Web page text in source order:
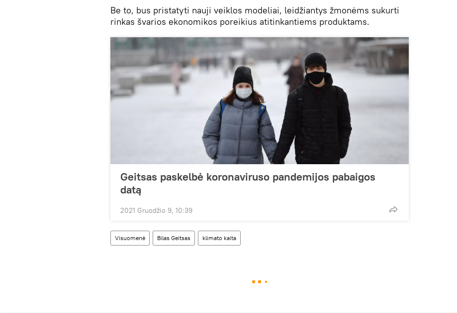
Be to, bus pristatyti nauji veiklos modeliai, leidžiantys žmonėms sukurti
rinkas švarios ekonomikos poreikius atitinkantiems produktams.
Geitsas paskelbė koronaviruso pandemijos pabaigos
datą
2021 Gruodžio 9, 10:39
Visuomenė Bilas Geitsas klimato kaita